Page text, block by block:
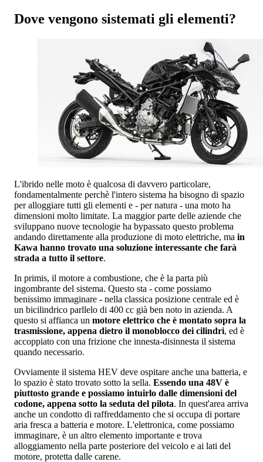
Dove vengono sistemati gli elementi?
L'ibrido nelle moto è qualcosa di davvero particolare,
fondamentalmente perchè l'intero sistema ha bisogno di spazio
per alloggiare tutti gli elementi e - per natura - una moto ha
dimensioni molto limitate. La maggior parte delle aziende che
sviluppano nuove tecnologie ha bypassato questo problema
andando direttamente alla produzione di moto elettriche, ma in
Kawa hanno trovato una soluzione interessante che farà
strada a tutto il settore.
In primis, il motore a combustione, che è la parta più
ingombrante del sistema. Questo sta - come possiamo
benissimo immaginare - nella classica posizione centrale ed è
un bicilindrico parllelo di 400 cc già ben noto in azienda. A
questo si affianca un motore elettrico che è montato sopra la
trasmissione, appena dietro il monoblocco dei cilindri, ed è
accoppiato con una frizione che innesta-disinnesta il sistema
quando necessario.
Ovviamente il sistema HEV deve ospitare anche una batteria, e
lo spazio è stato trovato sotto la sella. Essendo una 48V è
piuttosto grande e possiamo intuirlo dalle dimensioni del
codone, appena sotto la seduta del pilota. In quest'area arriva
anche un condotto di raffreddamento che si occupa di portare
aria fresca a batteria e motore. L'elettronica, come possiamo
immaginare, è un altro elemento importante e trova
alloggiamento nella parte posteriore del veicolo e ai lati del
motore, protetta dalle carene.